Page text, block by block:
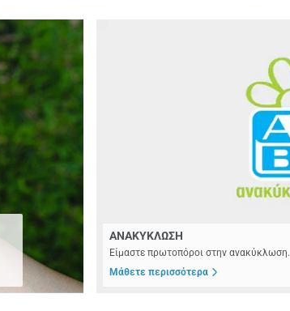
ΑΝΑΚΥΚΛΩΣΗ
Είμαστε πρωτοπόροι στην ανακύκλωση.
Μάθετε περισσότερα